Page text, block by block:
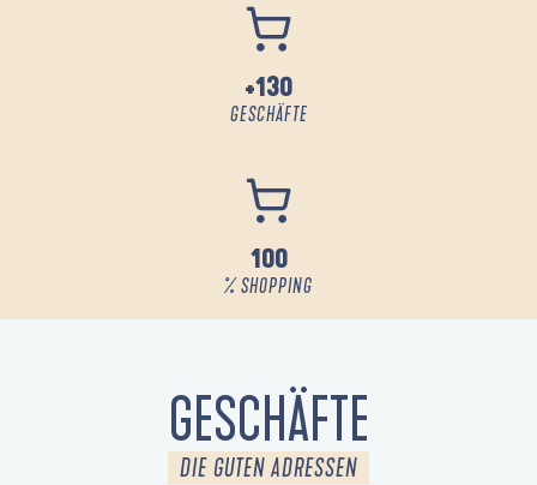
+130
GESCHÄFTE
100
% SHOPPING
GESCHÄFTE
DIE GUTEN ADRESSEN